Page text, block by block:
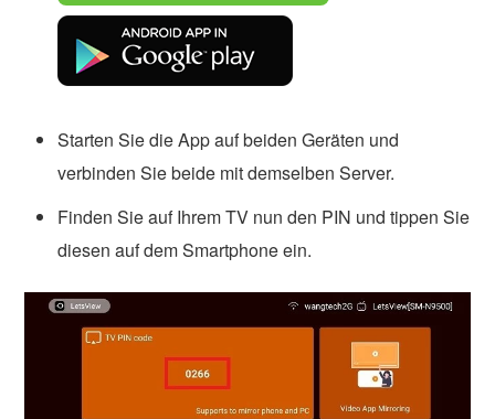
Starten Sie die App auf beiden Geräten und
verbinden Sie beide mit demselben Server.
Finden Sie auf Ihrem TV nun den PIN und tippen Sie
diesen auf dem Smartphone ein.